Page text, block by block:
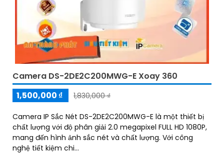
Camera DS-2DE2C200MWG-E Xoay 360
1,500,000 ₫
1,830,000 ₫
Camera IP Sắc Nét DS-2DE2C200MWG-E là một thiết bị
chất lượng với độ phân giải 2.0 megapixel FULL HD 1080P,
mang đến hình ảnh sắc nét và chất lượng. Với công
nghệ tiết kiệm chi...